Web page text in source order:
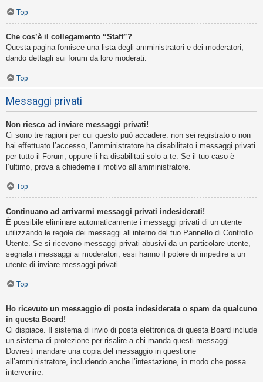
Top
Che cos’è il collegamento “Staff”?
Questa pagina fornisce una lista degli amministratori e dei moderatori,
dando dettagli sui forum da loro moderati.
Top
Messaggi privati
Non riesco ad inviare messaggi privati!
Ci sono tre ragioni per cui questo può accadere: non sei registrato o non
hai effettuato l’accesso, l’amministratore ha disabilitato i messaggi privati
per tutto il Forum, oppure li ha disabilitati solo a te. Se il tuo caso è
l’ultimo, prova a chiederne il motivo all’amministratore.
Top
Continuano ad arrivarmi messaggi privati indesiderati!
È possibile eliminare automaticamente i messaggi privati ​​di un utente
utilizzando le regole dei messaggi all’interno del tuo Pannello di Controllo
Utente. Se si ricevono messaggi privati ​​abusivi da un particolare utente,
segnala i messaggi ai moderatori; essi hanno il potere di impedire a un
utente di inviare messaggi privati​​.
Top
Ho ricevuto un messaggio di posta indesiderata o spam da qualcuno
in questa Board!
Ci dispiace. Il sistema di invio di posta elettronica di questa Board include
un sistema di protezione per risalire a chi manda questi messaggi.
Dovresti mandare una copia del messaggio in questione
all’amministratore, includendo anche l’intestazione, in modo che possa
intervenire.